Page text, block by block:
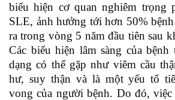
biểu hiện cơ quan nghiêm trọng
SLE, ảnh hưởng tới hơn 50%
ra trong vòng 5 năm đầu tiên sau
Các biểu hiện lâm sàng của bệnh
dạng có thể gặp như viêm cầu
hư, suy thận và là một yếu tố
vong của người bệnh. Do đó, việc